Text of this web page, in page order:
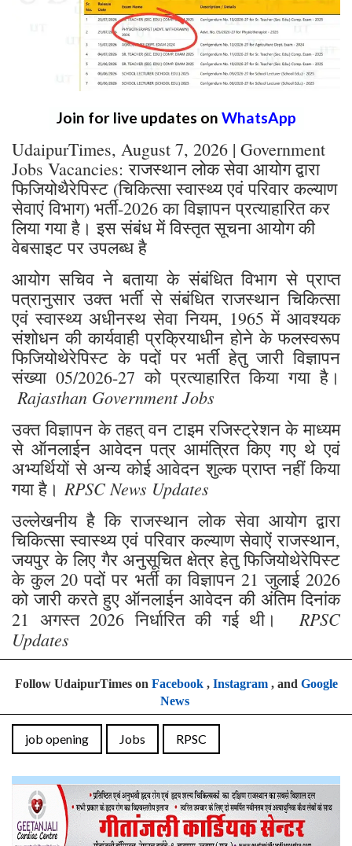
Join for live updates on WhatsApp
UdaipurTimes, August 7, 2026 | Government
Jobs Vacancies: राजस्थान लोक सेवा आयोग द्वारा
फिजियोथैरेपिस्ट (चिकित्सा स्वास्थ्य एवं परिवार कल्याण
सेवाएं विभाग) भर्ती-2026 का विज्ञापन प्रत्याहारित कर
लिया गया है। इस संबंध में विस्तृत सूचना आयोग की
वेबसाइट पर उपलब्ध है
आयोग सचिव ने बताया के संबंधित विभाग से प्राप्त
पत्रानुसार उक्त भर्ती से संबंधित राजस्थान चिकित्सा
एवं स्वास्थ्य अधीनस्थ सेवा नियम, 1965 में आवश्यक
संशोधन की कार्यवाही प्रक्रियाधीन होने के फलस्वरूप
फिजियोथेरेपिस्ट के पदों पर भर्ती हेतु जारी विज्ञापन
संख्या 05/2026-27 को प्रत्याहारित किया गया है।
Rajasthan Government Jobs
उक्त विज्ञापन के तहत् वन टाइम रजिस्ट्रेशन के माध्यम
से ऑनलाईन आवेदन पत्र आमंत्रित किए गए थे एवं
अभ्यर्थियों से अन्य कोई आवेदन शुल्क प्राप्त नहीं किया
गया है। RPSC News Updates
उल्लेखनीय है कि राजस्थान लोक सेवा आयोग द्वारा
चिकित्सा स्वास्थ्य एवं परिवार कल्याण सेवाऐं राजस्थान,
जयपुर के लिए गैर अनुसूचित क्षेत्र हेतु फिजियोथेरेपिस्ट
के कुल 20 पदों पर भर्ती का विज्ञापन 21 जुलाई 2026
को जारी करते हुए ऑनलाईन आवेदन की अंतिम दिनांक
21 अगस्त 2026 निर्धारित की गई थी। RPSC
Updates
Follow UdaipurTimes on Facebook, Instagram, and Google
News
job opening Jobs RPSC